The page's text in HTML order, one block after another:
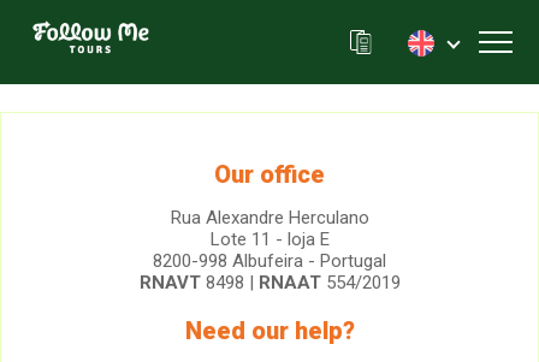
FollowMe!
Our office
Rua Alexandre Herculano
Lote 11 - loja E
8200-998 Albufeira - Portugal
RNAVT8498 | RNAAT554/2019
Need our help?